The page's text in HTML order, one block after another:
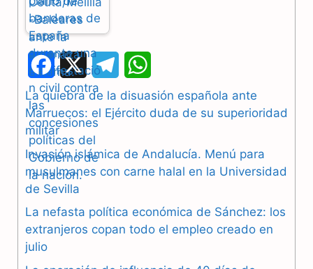
F
a
c
e
b
o
o
X
e
l
g
a
h
a
s
p
La quiebra de la disuasión española ante
Marruecos: el Ejército duda de su superioridad
militar
Invasión islámica de Andalucía. Menú para
musulmanes con carne halal en la Universidad
de Sevilla
La nefasta política económica de Sánchez: los
extranjeros copan todo el empleo creado en
julio